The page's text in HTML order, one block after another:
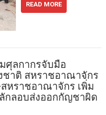
READ MORE
ศุลกากรจับมือ
าติ สหราชอาณาจักร
หราชอาณาจักร เพิ่ม
กลอบส่งออกกัญชาผิด